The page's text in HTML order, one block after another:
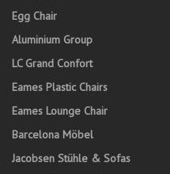
Egg Chair
Aluminium Group
LC Grand Confort
Eames Plastic Chairs
Eames Lounge Chair
Barcelona Möbel
Jacobsen Stühle & Sofas